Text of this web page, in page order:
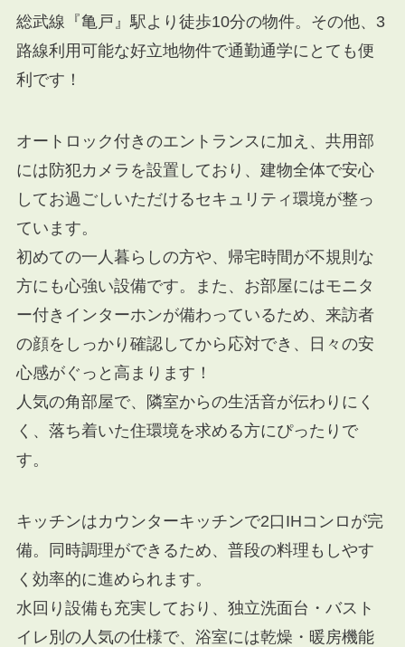
総武線『亀戸』駅より徒歩10分の物件。その他、3
路線利用可能な好立地物件で通勤通学にとても便
利です！
オートロック付きのエントランスに加え、共用部
には防犯カメラを設置しており、建物全体で安心
してお過ごしいただけるセキュリティ環境が整っ
ています。
初めての一人暮らしの方や、帰宅時間が不規則な
方にも心強い設備です。また、お部屋にはモニタ
ー付きインターホンが備わっているため、来訪者
の顔をしっかり確認してから応対でき、日々の安
心感がぐっと高まります！
人気の角部屋で、隣室からの生活音が伝わりにく
く、落ち着いた住環境を求める方にぴったりで
す。
キッチンはカウンターキッチンで2口IHコンロが完
備。同時調理ができるため、普段の料理もしやす
く効率的に進められます。
水回り設備も充実しており、独立洗面台・バスト
イレ別の人気の仕様で、浴室には乾燥・暖房機能